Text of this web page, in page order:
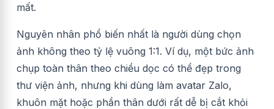
mất.
Nguyên nhân phổ biến nhất là người dùng chọn
ảnh không theo tỷ lệ vuông 1:1. Ví dụ, một bức ảnh
chụp toàn thân theo chiều dọc có thể đẹp trong
thư viện ảnh, nhưng khi dùng làm avatar Zalo,
khuôn mặt hoặc phần thân dưới rất dễ bị cắt khỏi